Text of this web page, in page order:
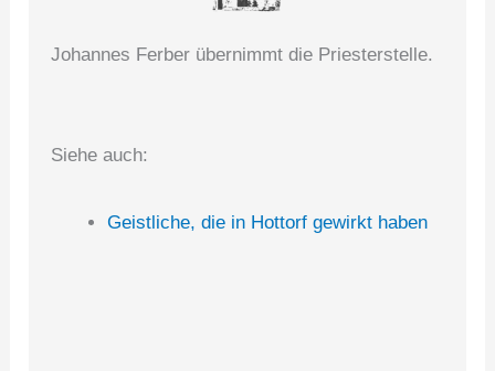
Johannes Ferber übernimmt die Priesterstelle.
Siehe auch:
Geistliche, die in Hottorf gewirkt haben